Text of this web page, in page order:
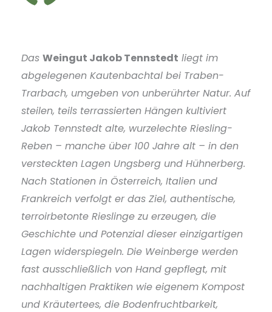
Das Weingut Jakob Tennstedt liegt im
abgelegenen Kautenbachtal bei Traben-
Trarbach, umgeben von unberührter Natur. Auf
steilen, teils terrassierten Hängen kultiviert
Jakob Tennstedt alte, wurzelechte Riesling-
Reben – manche über 100 Jahre alt – in den
versteckten Lagen Ungsberg und Hühnerberg.
Nach Stationen in Österreich, Italien und
Frankreich verfolgt er das Ziel, authentische,
terroirbetonte Rieslinge zu erzeugen, die
Geschichte und Potenzial dieser einzigartigen
Lagen widerspiegeln. Die Weinberge werden
fast ausschließlich von Hand gepflegt, mit
nachhaltigen Praktiken wie eigenem Kompost
und Kräutertees, die Bodenfruchtbarkeit,